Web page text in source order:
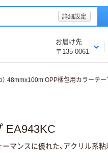
詳細設定
お届け先
〒135-0061
） 48mmx100m OPP梱包用カラーテ
EA943KC
マンスに優れた、アクリル系